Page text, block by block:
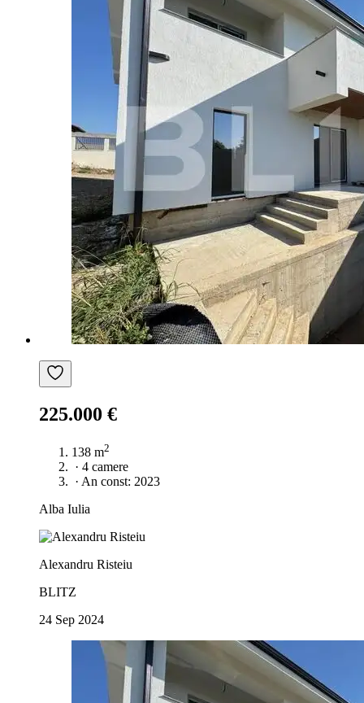
225.000 €
138 m2
· 4 camere
· An const: 2023
Alba Iulia
Alexandru Risteiu
BLITZ
24 Sep 2024